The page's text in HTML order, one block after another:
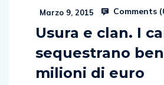
Marzo 9, 2015 Comments (
Usura e clan. I
sequestrano
milioni di euro